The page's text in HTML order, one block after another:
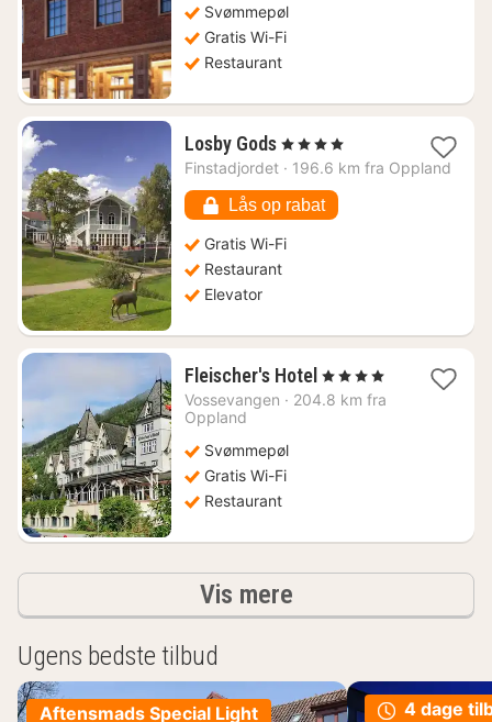
2645
kr.
Svømmepøl
Gratis Wi-Fi
Restaurant
Losby Gods1
nat
1066
kr.
, 4 Stjerner
Finstadjordet · 196.6 km fra Oppland
Lås op rabat
Gratis Wi-Fi
Restaurant
Elevator
Fleischer's Hotel 1
nat
, 4 Stjerner
Vossevangen · 204.8 km fra
Oppland
Svømmepøl
Gratis Wi-Fi
Restaurant
Vis mereresultater
Ugens bedste tilbud
Aftensmads Special Light 4 dage